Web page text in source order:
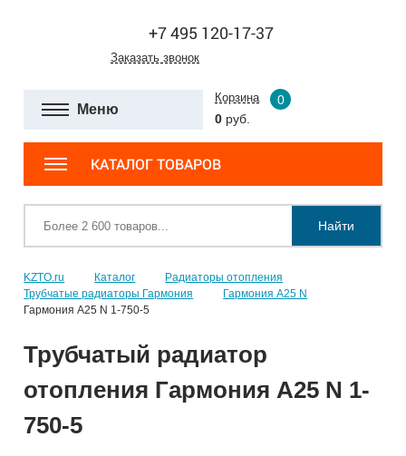
+7 495 120-17-37
Заказать звонок
Меню
Корзина
0
0 руб.
КАТАЛОГ ТОВАРОВ
Найти
KZTO.ru Каталог
Радиаторы отопления
Трубчатые радиаторы Гармония
Гармония А25 N
Гармония А25 N 1-750-5
Трубчатый радиатор
отопления Гармония А25 N 1-
750-5